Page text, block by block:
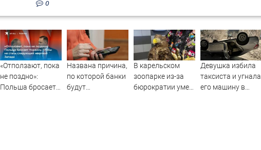
0
«Отползают, пока
не поздно»:
Польша бросает
Названа причина,
по которой банки
будут
В карельском
зоопарке из-за
бюрократии умер
Девушка избила
таксиста и угнала
его машину в